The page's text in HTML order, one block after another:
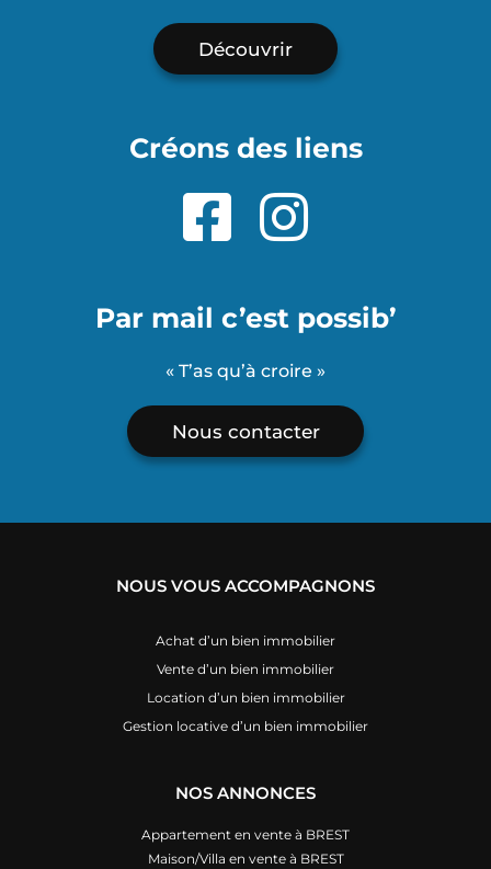
Découvrir
Créons des liens
Par mail c’est possib’
« T’as qu’à croire »
Nous contacter
NOUS VOUS ACCOMPAGNONS
Achat d’un bien immobilier
Vente d’un bien immobilier
Location d’un bien immobilier
Gestion locative d’un bien immobilier
NOS ANNONCES
Appartement en vente à BREST
Maison/Villa en vente à BREST